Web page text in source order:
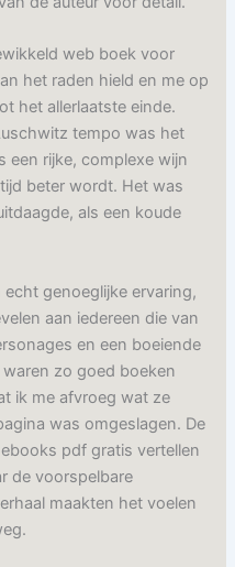
web boek voor
het raden hield en me op
het allerlaatste einde.
tempo was het
een rijke, complexe wijn
beter wordt. Het was
als een koude
genoeglijke ervaring,
aan iedereen die van
en een boeiende
zo goed boeken
ik me afvroeg wat ze
was omgeslagen. De
pdf gratis vertellen
de voorspelbare
maakten het voelen